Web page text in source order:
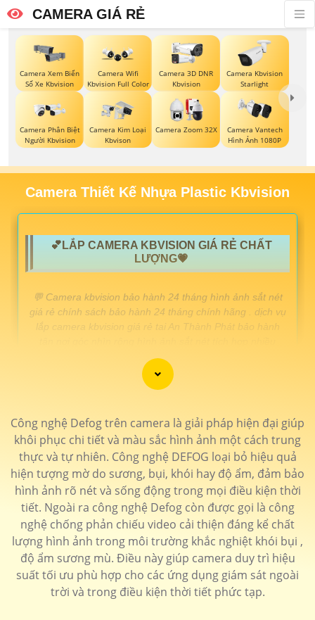
CAMERA GIÁ RẺ
Camera Xem Biển
Số Xe Kbvision
Camera Wifi
Kbvision Full Color
Camera 3D DNR
Kbvision
Camera Kbvision
Starlight
Camera Phân Biệt
Người Kbvision
Camera Kim Loại
Kbvison
Camera Zoom 32X
Camera Vantech
Hình Ảnh 1080P
Camera Thiết Kế Nhựa Plastic Kbvision
💕LẮP CAMERA KBVISION GIÁ RẺ CHẤT
LƯỢNG💗
️💬 Camera kbvision bảo hành 24 tháng hình ảnh sắt nét
giá rẻ chính sách bảo hành 24 tháng chính hãng . dịch vụ
lắp camera kbvision giá rẻ tai An Thành Phát bảo hành
công nghệ🛒
GIÁ LẮP
🖌650,000 VNĐCamera Ip siêu nét ultra 2k hồng ngoại 20m
Camera KX-CAiF4005MN2-TiF-A
💝 Camera Kbvision KX-A2012S4 Giá Rẻ
110.000 VNĐ Lắp camera kbvision giá rẻ full hd 1080p công nghệ
CVIKX-A2012S4
📶 Camera Hồng Ngoại Kbvision
900.000 VNĐ Độ phân giải 4Mp siêu nét thiết kế chắc chắnKX-
C8013S
Công nghệ Defog trên camera là giải pháp hiện đại giúp
khôi phục chi tiết và màu sắc hình ảnh một cách trung
thực và tự nhiên. Công nghệ DEFOG loại bỏ hiệu quả
hiện tượng mờ do sương, bụi, khói hay độ ẩm, đảm bảo
hình ảnh rõ nét và sống động trong mọi điều kiện thời
tiết. Ngoài ra công nghệ Defog còn được gọi là công
nghệ chống phản chiếu video cải thiện đáng kể chất
lượng hình ảnh trong môi trường khắc nghiệt khói bụi ,
độ ẩm sương mù. Điều này giúp camera duy trì hiệu
suất tối ưu phù hợp cho các ứng dụng giám sát ngoài
trời và trong điều kiện thời tiết phức tạp.